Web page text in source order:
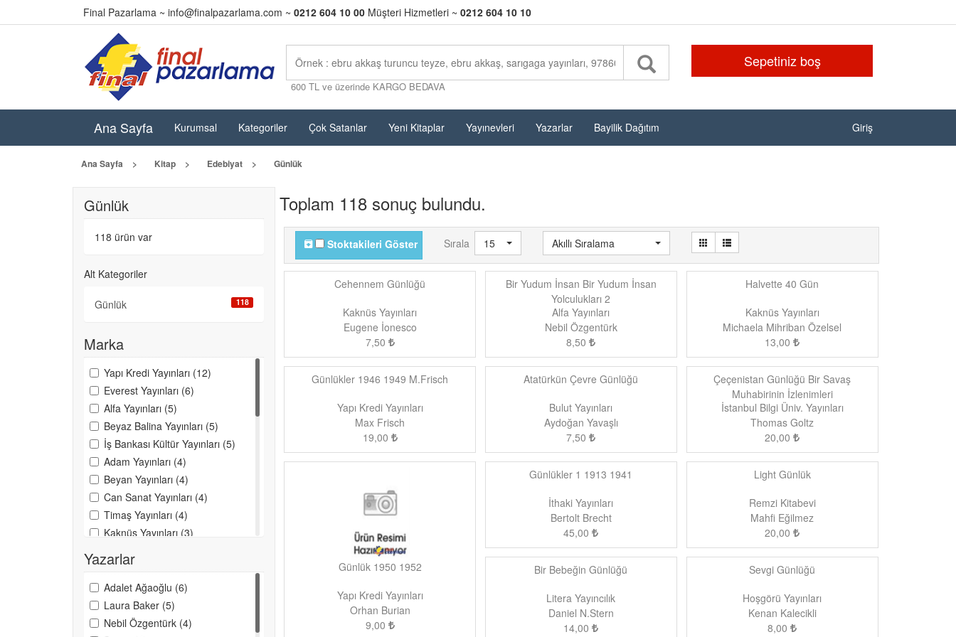
Final Pazarlama ~ info@finalpazarlama.com ~ 0212 604 10 00 Müşteri Hizmetleri ~ 0212 604 10 10
600 TL ve üzerinde KARGO BEDAVA
Sepetiniz boş
Ana Sayfa Kurumsal Kategoriler Çok Satanlar Yeni Kitaplar Yayınevleri Yazarlar Bayilik Dağıtım Giriş
Ana Sayfa Kitap Edebiyat Günlük
Günlük
118 ürün var
Alt Kategoriler
Günlük 118
Marka
Yapı Kredi Yayınları (12)
Everest Yayınları (6)
Alfa Yayınları (5)
Beyaz Balina Yayınları (5)
İş Bankası Kültür Yayınları (5)
Adam Yayınları (4)
Beyan Yayınları (4)
Can Sanat Yayınları (4)
Timaş Yayınları (4)
Kaknüs Yayınları (3)
O Kitaplar (3)
A.P.R.I.L Yayıncılık (2)
Artemis Yayınları (2)
Bulut Yayınları (2)
Yazarlar
Adalet Ağaoğlu (6)
Laura Baker (5)
Nebil Özgentürk (4)
Toplam 118 sonuç bulundu.
Stoktakileri Göster Sırala 15 Akıllı Sıralama
Cehennem Günlüğü
Kaknüs Yayınları
Eugene İonesco
7,50
Bir Yudum İnsan Bir Yudum İnsan
Yolculukları 2
Alfa Yayınları
Nebil Özgentürk
8,50
Halvette 40 Gün
Kaknüs Yayınları
Michaela Mihriban Özelsel
13,00
Günlükler 1946 1949 M.Frisch
Yapı Kredi Yayınları
Max Frisch
19,00
Atatürkün Çevre Günlüğü
Bulut Yayınları
Aydoğan Yavaşlı
7,50
Çeçenistan Günlüğü Bir Savaş
Muhabirinin İzlenimleri
İstanbul Bilgi Üniv. Yayınları
Thomas Goltz
20,00
Günlük 1950 1952
Yapı Kredi Yayınları
Orhan Burian
9,00
Günlükler 1 1913 1941
İthaki Yayınları
Bertolt Brecht
45,00
Light Günlük
Remzi Kitabevi
Mahfi Eğilmez
20,00
Bir Bebeğin Günlüğü
Litera Yayıncılık
Daniel N.Stern
14,00
Sevgi Günlüğü
Hoşgörü Yayınları
Kenan Kalecikli
8,00